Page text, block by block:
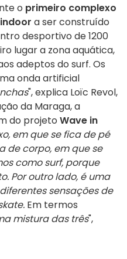
o primeiro complexo
a ser construído
desportivo de 1200
lugar a zona aquática,
adeptos do surf. Os
onda artificial
", explica Loïc Revol,
da Maraga, a
do projeto Wave in
em que se fica de pé
de corpo, em que se
como surf, porque
Por outro lado, é uma
sensações de
Em termos
mistura das três",